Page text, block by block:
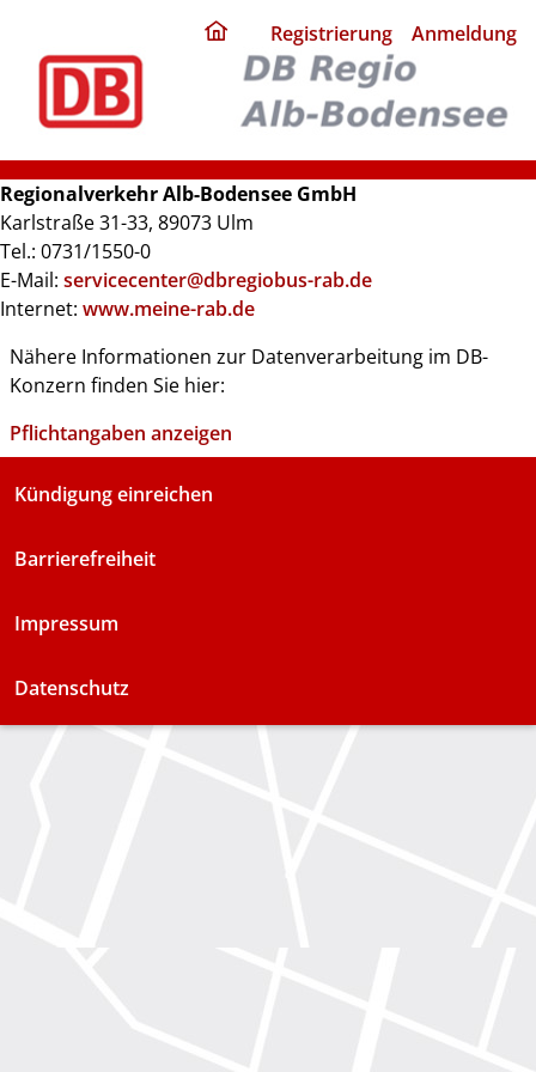
home
page
Registrierung Anmeldung
Regionalverkehr Alb-Bodensee GmbH
Karlstraße 31-33, 89073 Ulm
Tel.: 0731/1550-0
E-Mail: servicecenter@dbregiobus-rab.de
Internet: www.meine-rab.de
Nähere Informationen zur Datenverarbeitung im DB-
Konzern finden Sie hier:
Pflichtangaben anzeigen
Kündigung einreichen
Barrierefreiheit
Impressum
Datenschutz